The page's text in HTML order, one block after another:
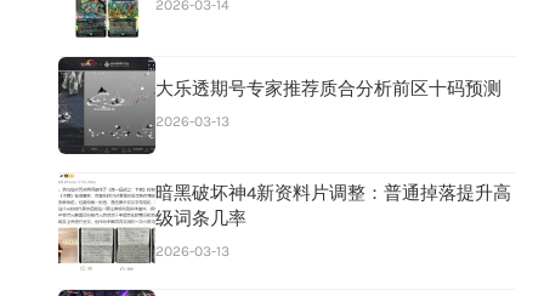
2026-03-14
大乐透期号专家推荐质合分析前区十码预测
2026-03-13
暗黑破坏神4新资料片调整：普通掉落提升高
级词条几率
2026-03-13